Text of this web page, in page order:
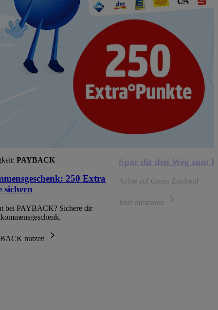
PAYBACK
250 Extra
sichern
bei PAYBACK? Sichere dir
nutzen
Spar dir den Weg zum
Achte auf dieses Zeichen!
Jetzt mitsparen